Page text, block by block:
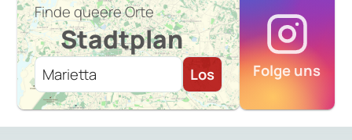
Finde queere Orte
Stadtplan
Los Folge uns